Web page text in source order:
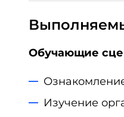
Обучающие
Изучение